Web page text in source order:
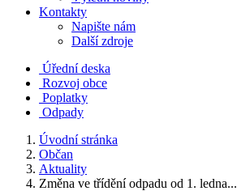
Kontakty
Napište nám
Další zdroje
Úřední deska
Rozvoj obce
Poplatky
Odpady
Úvodní stránka
Občan
Aktuality
Změna ve třídění odpadu od 1. ledna...